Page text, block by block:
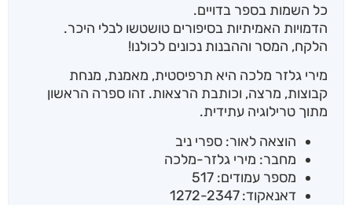
כל השמות בספר בדויים.
הדמויות האמיתיות בסיפורים טושטשו לבלי היכר.
הלקח, המסר וההבנות נכונים לכולנו!
מירי גלזר מלכה היא תרפיסטית, מאמנת, מנחת
קבוצות, מרצה, וכותבת הרצאות. זהו ספרה הראשון
מתוך טרילוגיה עתידית.
הוצאה לאור: ספרי ניב
מחבר: מירי גלזר-מלכה
מספר עמודים: 517
דאנאקוד: 1272-2347